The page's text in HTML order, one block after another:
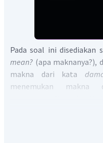
Pada soal ini disediakan
mean? (apa
makna dari kata
menemukan
Setelah dilakukan